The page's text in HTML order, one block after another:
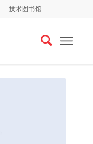
技术图书馆